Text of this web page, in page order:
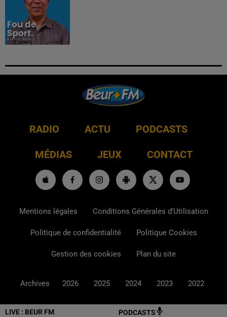
LIVE : BEUR FM PODCASTS
RADIO ACTU PODCASTS
MÉDIAS JEUX CONTACT
Mentions légales Conditions Générales d'Utilisation
Politique de confidentialité Politique Cookies
Gestion des cookies Plan du site
Archives 2026 2025 2024 2023 2022